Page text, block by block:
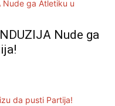
Nude ga